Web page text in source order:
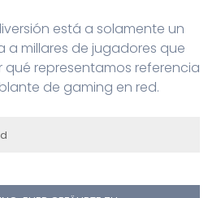
está a solamente un
a millares de jugadores que
representamos referencia
de gaming en red.